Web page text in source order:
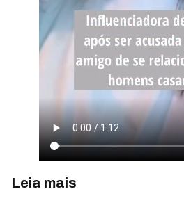
Leia mais